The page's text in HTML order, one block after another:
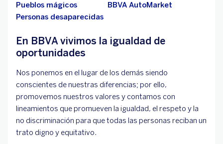
Pueblos mágicos
BBVA AutoMarket
Personas desaparecidas
En BBVA vivimos la igualdad de
oportunidades
Nos ponemos en el lugar de los demás siendo
conscientes de nuestras diferencias; por ello,
promovemos nuestros valores y contamos con
lineamientos que promueven la igualdad, el respeto y la
no discriminación para que todas las personas reciban un
trato digno y equitativo.